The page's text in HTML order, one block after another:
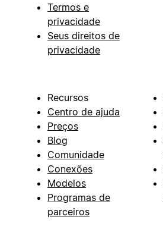
Termos e
privacidade
Seus direitos de
privacidade
Recursos
Centro de ajuda
Preços
Blog
Comunidade
Conexões
Modelos
Programas de
parceiros